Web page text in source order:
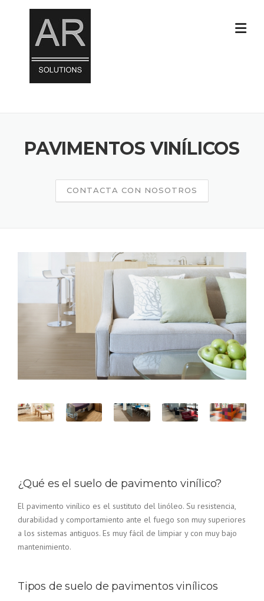
PAVIMENTOS VINÍLICOS
CONTACTA CON NOSOTROS
¿Qué es el suelo de pavimento vinílico?
El pavimento vinílico es el sustituto del linóleo. Su resistencia,
durabilidad y comportamiento ante el fuego son muy superiores
a los sistemas antiguos. Es muy fácil de limpiar y con muy bajo
mantenimiento.
Tipos de suelo de pavimentos vinílicos